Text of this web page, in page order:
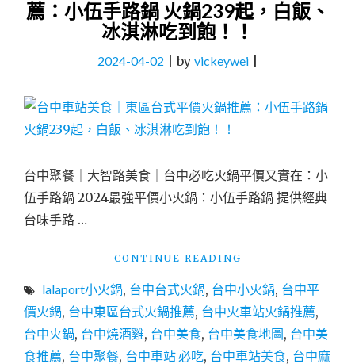
薦：小伍手路鍋 火鍋239起，白飯、
冰淇淋吃到飽！！
2024-04-02|by vickeywei|
台中聚餐｜大智路美食｜台中必吃火鍋平價又實在：小
伍手路鍋 2024最強平價小火鍋：小伍手路鍋 提供經典
台味手路 …
CONTINUE READING
車
站
食
｜
lalaport小火鍋, 台中台式火鍋, 台中小火鍋, 台中平
價火鍋, 台中東區台式火鍋推薦, 台中火車站火鍋推薦,
台中火鍋, 台中燒酒雞, 台中美食, 台中美食地圖, 台中美
食推薦, 台中聚餐, 台中車站 必吃, 台中車站美食, 台中麻